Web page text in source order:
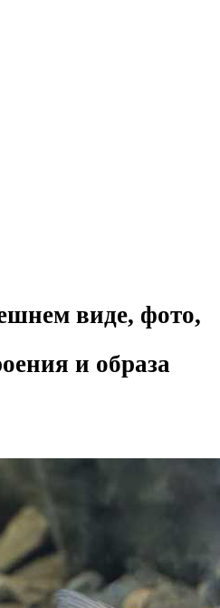
виде, фото,
и образа